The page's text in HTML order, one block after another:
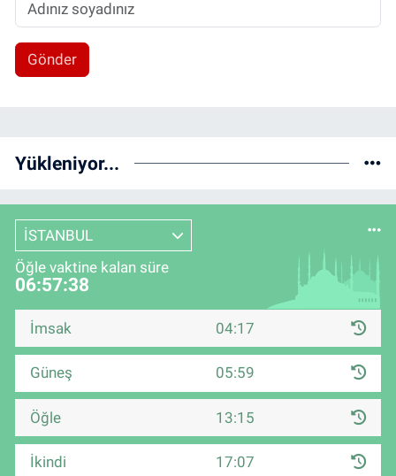
Gönder
Yükleniyor...
İSTANBUL
Öğle vaktine kalan süre
06:57:37
İmsak 04:17
Güneş 05:59
Öğle 13:15
İkindi 17:07